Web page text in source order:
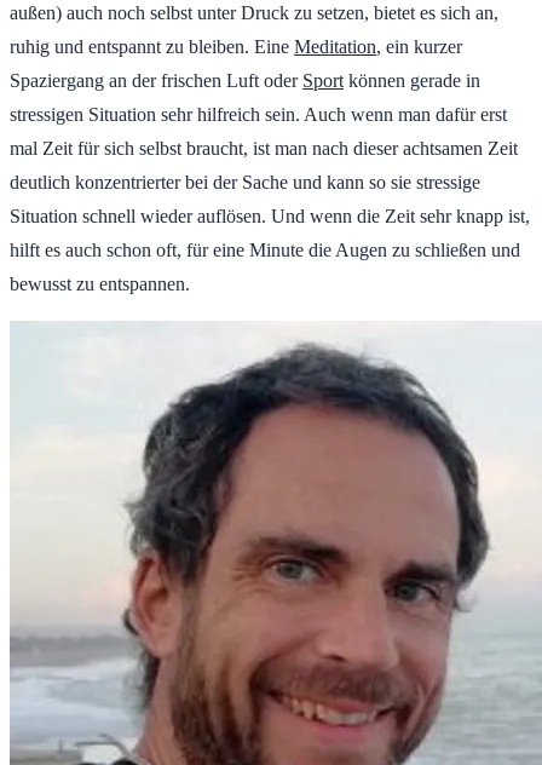
außen) auch noch selbst unter Druck zu setzen, bietet es sich an,
ruhig und entspannt zu bleiben. Eine Meditation, ein kurzer
Spaziergang an der frischen Luft oder Sport können gerade in
stressigen Situation sehr hilfreich sein. Auch wenn man dafür erst
mal Zeit für sich selbst braucht, ist man nach dieser achtsamen Zeit
deutlich konzentrierter bei der Sache und kann so sie stressige
Situation schnell wieder auflösen. Und wenn die Zeit sehr knapp ist,
hilft es auch schon oft, für eine Minute die Augen zu schließen und
bewusst zu entspannen.